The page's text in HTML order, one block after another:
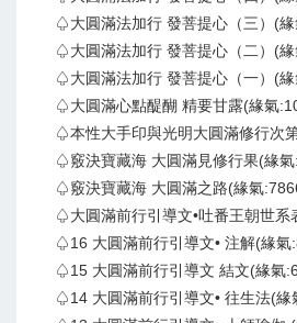
♤大圓滿法加行 發菩提心（三）(
♤大圓滿法加行 發菩提心（二）(
♤大圓滿法加行 發菩提心（一）(
♤大圓滿心點醍醐 精要甘露(緣氣
♤本性大手印與光明大圓滿修行次
♤竅決寶藏海 大圓滿見修行果(緣
♤竅決寶藏海 大圓滿之路(緣氣
♤大圓滿前行引導文•吐番王朝世系
♤16 大圓滿前行引導文• 注解(緣氣
♤15 大圓滿前行引導文 結文(緣氣
♤14 大圓滿前行引導文• 往生法(緣